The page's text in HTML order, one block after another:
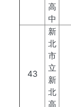
高
中
43
新
北
市
立
新
北
高